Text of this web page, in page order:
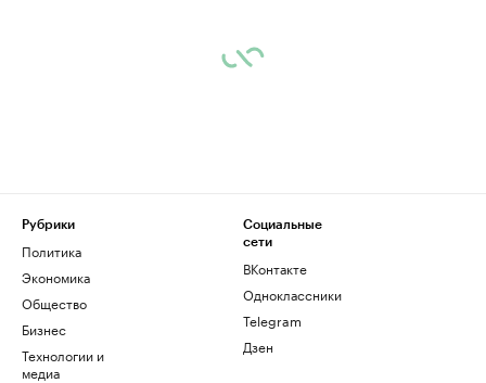
Рубрики
Политика
Экономика
Общество
Бизнес
Технологии и
медиа
Социальные
сети
ВКонтакте
Одноклассники
Telegram
Дзен